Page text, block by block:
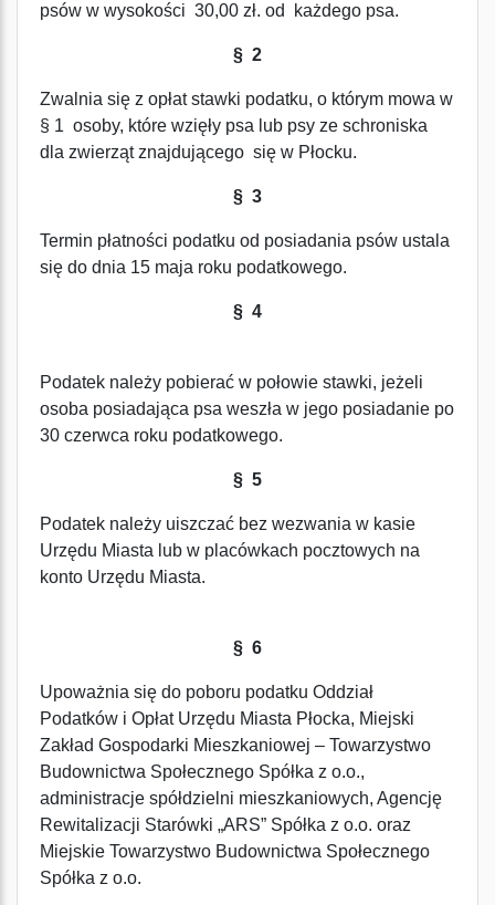
psów w wysokości 30,00 zł. od każdego psa.
§ 2
Zwalnia się z opłat stawki podatku, o którym mowa w
§ 1 osoby, które wzięły psa lub psy ze schroniska
dla zwierząt znajdującego się w Płocku.
§ 3
Termin płatności podatku od posiadania psów ustala
się do dnia 15 maja roku podatkowego.
§ 4
Podatek należy pobierać w połowie stawki, jeżeli
osoba posiadająca psa weszła w jego posiadanie po
30 czerwca roku podatkowego.
§ 5
Podatek należy uiszczać bez wezwania w kasie
Urzędu Miasta lub w placówkach pocztowych na
konto Urzędu Miasta.
§ 6
Upoważnia się do poboru podatku Oddział
Podatków i Opłat Urzędu Miasta Płocka, Miejski
Zakład Gospodarki Mieszkaniowej – Towarzystwo
Budownictwa Społecznego Spółka z o.o.,
administracje spółdzielni mieszkaniowych, Agencję
Rewitalizacji Starówki „ARS” Spółka z o.o. oraz
Miejskie Towarzystwo Budownictwa Społecznego
Spółka z o.o.